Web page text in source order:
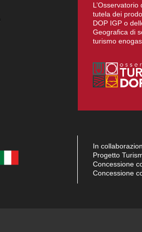
tutela dei
DOP IGP o
Geografica di
turismo
In
Progetto
Concessione
Concessione